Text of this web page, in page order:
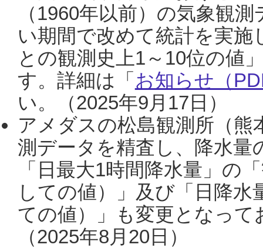
（1960年以前）の気象観
い期間で改めて統計を実
との観測史上1～10位の値
す。詳細は「 お知らせ（
い。（2025年9月17日）
アメダスの松島観測所（熊
測データを精査し、降水
「日最大1時間降水量」の
しての値）」及び「日降
ての値）」も変更となっ
（2025年8月20日）